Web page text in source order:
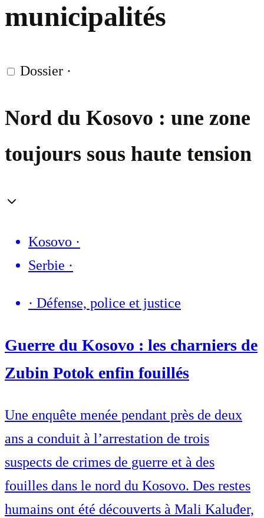
municipalités
Dossier ·
Nord du Kosovo : une zone
toujours sous haute tension
Kosovo ·
Serbie ·
· Défense, police et justice
Guerre du Kosovo : les charniers de
Zubin Potok enfin fouillés
Une enquête menée pendant près de deux
ans a conduit à l’arrestation de trois
suspects de crimes de guerre et à des
fouilles dans le nord du Kosovo. Des restes
humains ont été découverts à Mali Kaluđer,